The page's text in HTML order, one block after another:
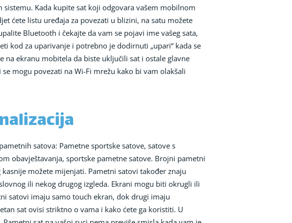
Kada kupite sat koji odgovara vašem mobilnom
ćete listu uređaja za povezati u blizini, na satu možete
Bluetooth i čekajte da vam se pojavi ime vašeg sata,
kod za uparivanje i potrebno je dodirnuti „upari“ kada se
ekranu mobitela da biste uključili sat i ostale glavne
mogu povezati na Wi-Fi mrežu kako bi vam olakšali
satova: Pametne sportske satove, satove s
obavještavanja, sportske pametne satove. Brojni pametni
možete mijenjati. Pametni satovi također znaju
ili nekog drugog izgleda. Ekrani mogu biti okrugli ili
satovi imaju samo touch ekran, dok drugi imaju
sat ovisi striktno o vama i kako ćete ga koristiti. U